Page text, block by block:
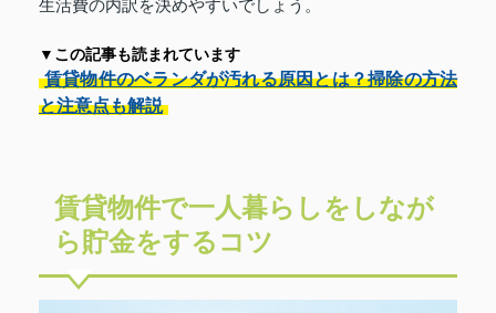
生活費の内訳を決めやすいでしょう。
▼この記事も読まれています
賃貸物件のベランダが汚れる原因とは？掃除の方法
と注意点も解説
賃貸物件で一人暮らしをしなが
ら貯金をするコツ